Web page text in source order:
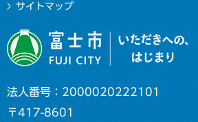
サイトマップ
法人番号：2000020222101
〒417-8601